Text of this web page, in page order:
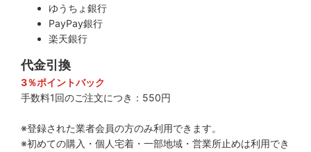
ゆうちょ銀行
PayPay銀行
楽天銀行
代金引換
3％ポイントバック
手数料1回のご注文につき：550円
※登録された業者会員の方のみ利用できます。
※初めての購入・個人宅着・一部地域・営業所止めは利用でき